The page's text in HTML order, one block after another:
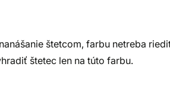
štetcom, farbu netreba
štetec len na túto farbu.